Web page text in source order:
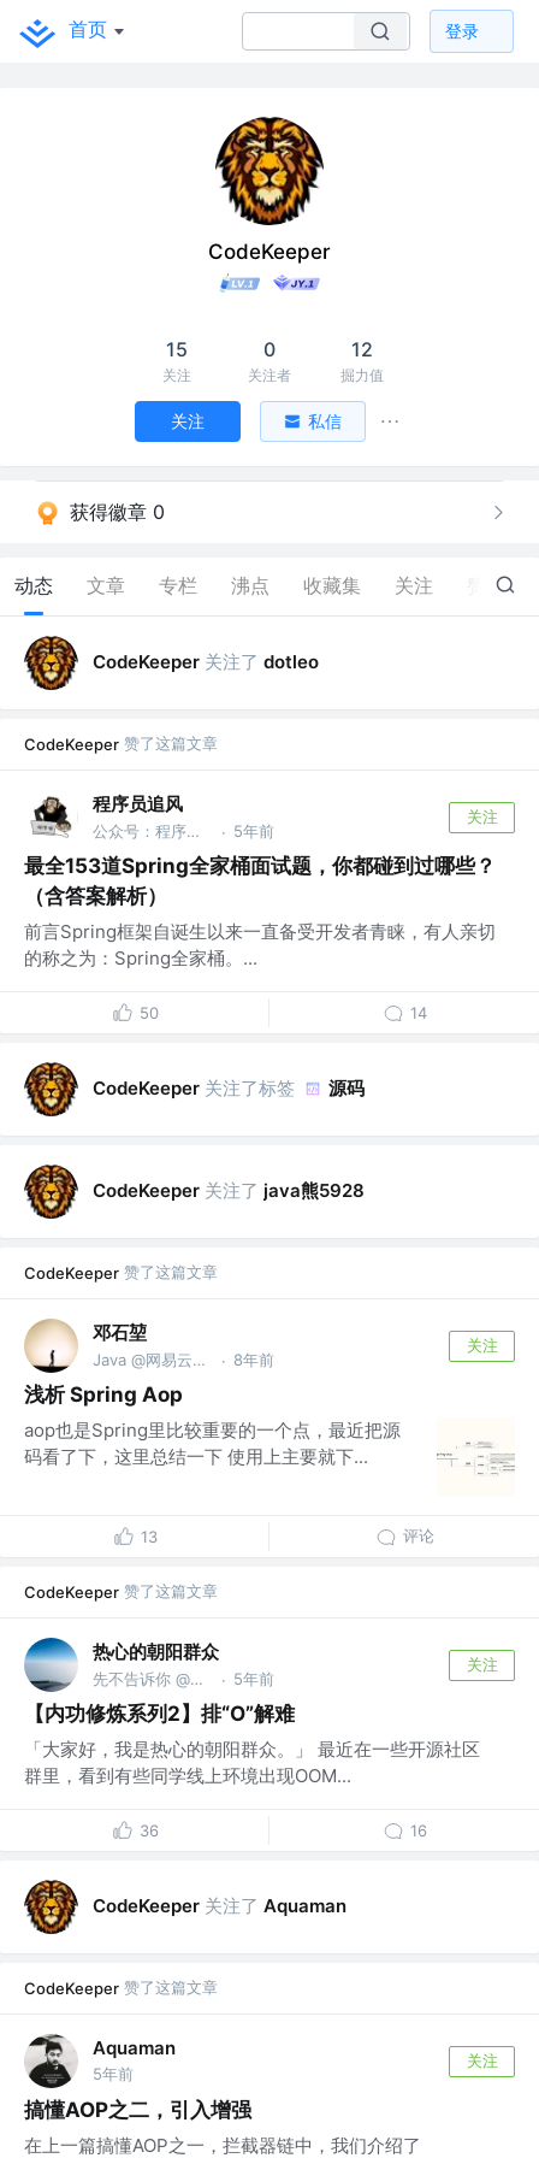
首页 登录
CodeKeeper
15
关注
0
关注者
12
掘力值
关注 私信
获得徽章 0
动态 文章 专栏 沸点 收藏集 关注 9
CodeKeeper 关注了 dotleo
CodeKeeper 赞了这篇文章
程序员追风
公众号：程序员追风 · 5年前
关注
最全153道Spring全家桶面试题，你都碰到过哪些？
（含答案解析）
前言Spring框架自诞生以来一直备受开发者青睐，有人亲切
的称之为：Spring全家桶。...
50 14
CodeKeeper 关注了标签 源码
CodeKeeper 关注了 java熊5928
CodeKeeper 赞了这篇文章
邓石堃
Java @网易云音乐 · 8年前
关注
浅析 Spring Aop
aop也是Spring里比较重要的一个点，最近把源
码看了下，这里总结一下 使用上主要就下...
13 评论
CodeKeeper 赞了这篇文章
热心的朝阳群众
先不告诉你 @朝阳区居委会 · 5年前
关注
【内功修炼系列2】排“O”解难
「大家好，我是热心的朝阳群众。」 最近在一些开源社区
群里，看到有些同学线上环境出现OOM...
36 16
CodeKeeper 关注了 Aquaman
CodeKeeper 赞了这篇文章
Aquaman
5年前
关注
搞懂AOP之二，引入增强
在上一篇搞懂AOP之一，拦截器链中，我们介绍了